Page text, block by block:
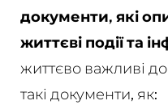
документи, які
життєві події та
життєво важливі
такі документи, як: